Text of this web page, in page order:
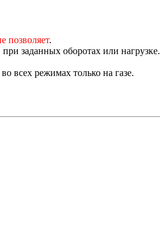
позволяет.
при заданных оборотах или нагрузке.
всех режимах только на газе.